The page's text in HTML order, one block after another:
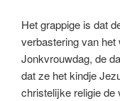
Het grappige is dat
verbastering van het
Jonkvrouwdag, de
dat ze het kindje
christelijke religie de